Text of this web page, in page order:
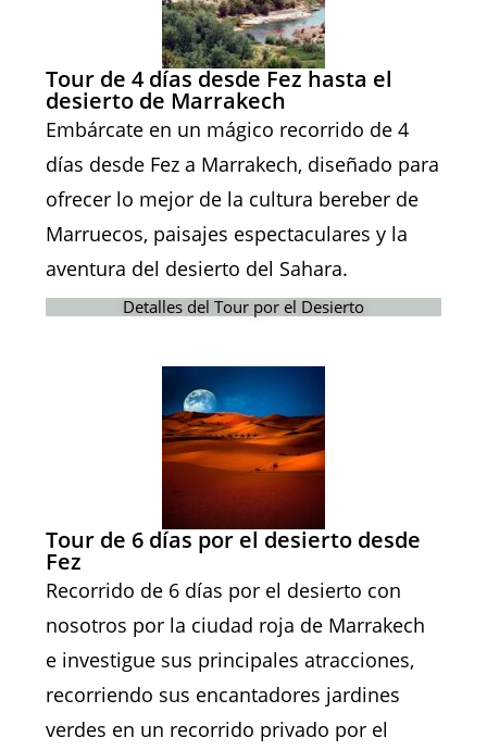
Tour de 4 días desde Fez hasta el
desierto de Marrakech
Embárcate en un mágico recorrido de 4
días desde Fez a Marrakech, diseñado para
ofrecer lo mejor de la cultura bereber de
Marruecos, paisajes espectaculares y la
aventura del desierto del Sahara.
Detalles del Tour por el Desierto
Tour de 6 días por el desierto desde
Fez
Recorrido de 6 días por el desierto con
nosotros por la ciudad roja de Marrakech
e investigue sus principales atracciones,
recorriendo sus encantadores jardines
verdes en un recorrido privado por el